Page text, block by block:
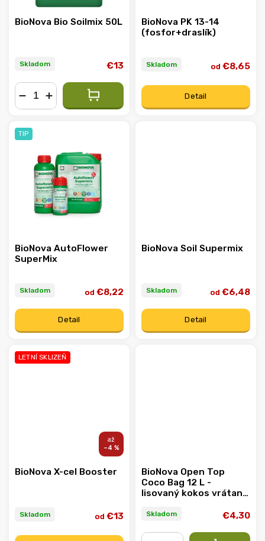
BioNova Bio Soilmix 50L
Skladom €13
BioNova PK 13-14
(fosfor+draslík)
Skladom od €8,65
Detail
TIP
BioNova AutoFlower
SuperMix
Skladom od €8,22
Detail
BioNova Soil Supermix
Skladom od €6,48
Detail
LETNÍ SKLIZEŇ
–4 %
BioNova X-cel Booster
Skladom od €13
BioNova Open Top
Coco Bag 12 L -
lisovaný kokos vrátane
Skladom €4,30